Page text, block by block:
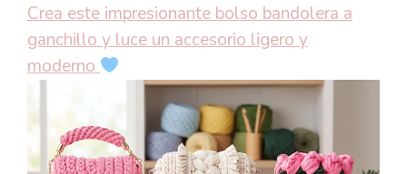
Crea este impresionante bolso bandolera a
ganchillo y luce un accesorio ligero y
moderno